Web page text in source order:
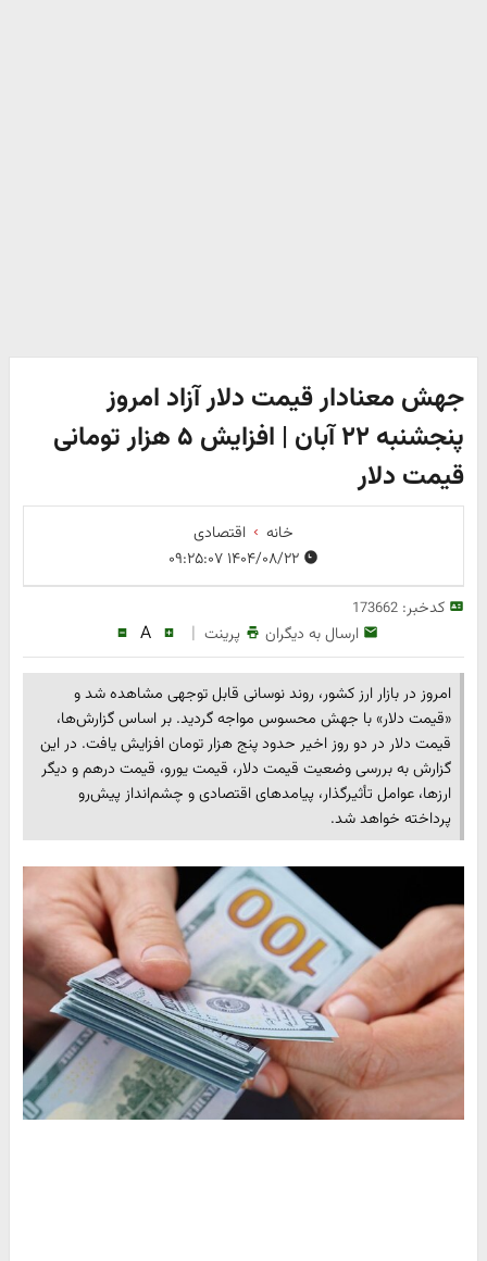
جهش معنادار قیمت دلار آزاد امروز
پنجشنبه ۲۲ آبان | افزایش ۵ هزار تومانی
قیمت دلار
خانه
اقتصادی
۱۴۰۴/۰۸/۲۲ ۰۹:۲۵:۰۷
کدخبر:173662
ارسال به دیگران پرینت |
A
امروز در بازار ارز کشور، روند نوسانی قابل توجهی مشاهده شد و
«قیمت دلار» با جهش محسوس مواجه گردید. بر اساس گزارش‌ها،
قیمت دلار در دو روز اخیر حدود پنج هزار تومان افزایش یافت. در این
گزارش به بررسی وضعیت قیمت دلار، قیمت یورو، قیمت درهم و دیگر
ارزها، عوامل تأثیرگذار، پیامدهای اقتصادی و چشم‌انداز پیش‌رو
پرداخته خواهد شد.